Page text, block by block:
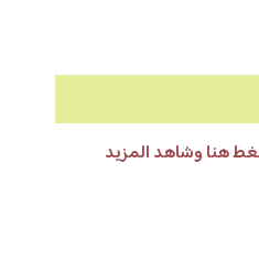
هنا وشاهد المزيد